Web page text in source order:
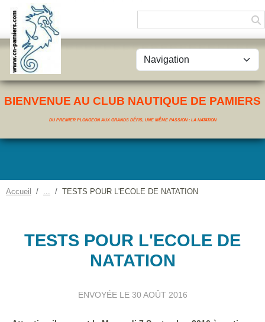
BIENVENUE AU CLUB NAUTIQUE DE PAMIERS
DU PREMIER PLONGEON AUX GRANDS DÉFIS, UNE MÊME PASSION : LA NATATION
Accueil TESTS POUR L'ECOLE DE NATATION
TESTS POUR L'ECOLE DE
NATATION
ENVOYÉE LE 30 AOÛT 2016
Panneau de gestion des cookies